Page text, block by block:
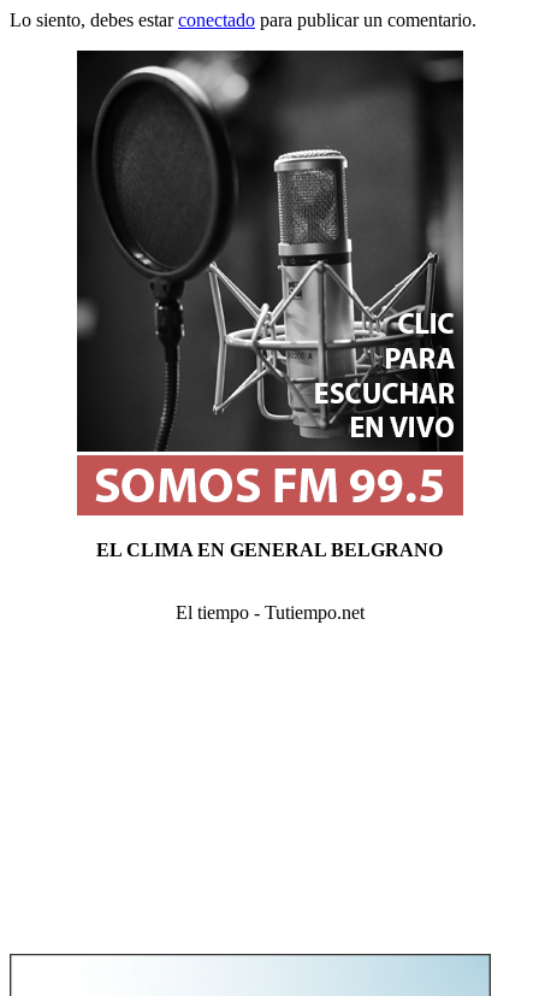
Lo siento, debes estarconectado para publicar un comentario.
EL CLIMA EN GENERAL BELGRANO
El tiempo - Tutiempo.net